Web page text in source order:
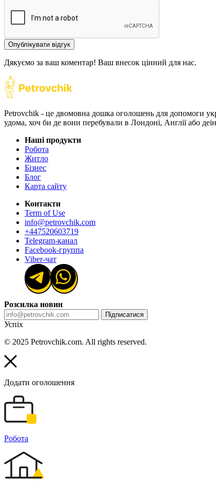
Опублікувати відгук
Дякуємо за ваш коментар! Ваш внесок цінний для нас.
Petrovchik - це двомовна дошка оголошень для допомоги
удома, хоч би де вони перебували в Лондоні, Англії або
Наші продукти
Робота
Житло
Бізнес
Блог
Карта сайту
Контакти
Term of Use
info@petrovchik.com
+447520603719
Telegram-канал
Facebook-группа
Viber-чат
Розсилка новин
Підписатися
Успіх
© 2025 Petrovchik.com. All rights reserved.
Додати оголошення
Робота